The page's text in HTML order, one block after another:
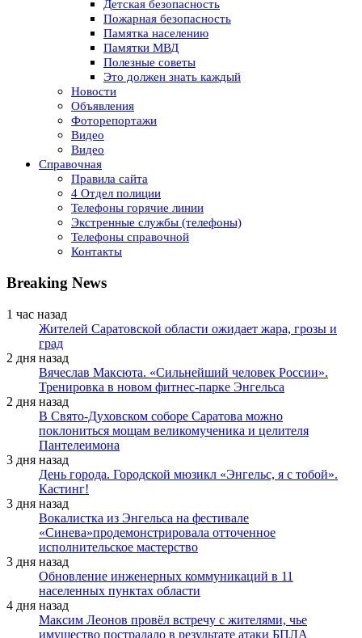
Детская безопасность
Пожарная безопасность
Памятка населению
Памятки МВД
Полезные советы
Это должен знать каждый
Новости
Объявления
Фоторепортажи
Видео
Видео
Справочная
Правила сайта
4 Отдел полиции
Телефоны горячие линии
Экстренные службы (телефоны)
Телефоны справочной
Контакты
Breaking News
1 час назад
Жителей Саратовской области ожидает жара, грозы и
град
2 дня назад
Вячеслав Максюта. «Сильнейший человек России».
Тренировка в новом фитнес-парке Энгельса
2 дня назад
В Свято-Духовском соборе Саратова можно
поклониться мощам великомученика и целителя
Пантелеимона
3 дня назад
День города. Городской мюзикл «Энгельс, я с тобой».
Кастинг!
3 дня назад
Вокалистка из Энгельса на фестивале
«Синева»продемонстрировала отточенное
исполнительское мастерство
3 дня назад
Обновление инженерных коммуникаций в 11
населенных пунктах области
4 дня назад
Максим Леонов провёл встречу с жителями, чье
имущество пострадало в результате атаки БПЛА